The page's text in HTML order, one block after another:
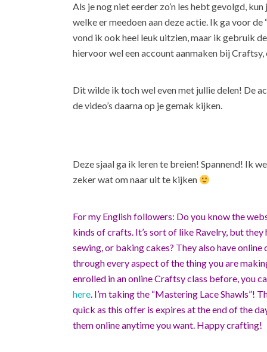
Als je nog niet eerder zo’n les hebt gevolgd,
welke er meedoen aan deze actie. Ik ga voor de
vond ik ook heel leuk uitzien, maar ik gebruik
hiervoor wel een account aanmaken bij
Dit wilde ik toch wel even met jullie delen! De
de video’s daarna op je gemak kijken.
Deze sjaal ga ik leren te breien! Spannend! Ik
zeker wat om naar uit te kijken
For my English followers: Do you know the
kinds of crafts. It’s sort of like Ravelry, but
sewing, or baking cakes? They also have
through every aspect of the thing you are
enrolled in an online Craftsy class before, you
here. I’m taking the “Mastering Lace Shawls”!
quick as this offer is expires at the end of the
them online anytime you want. Happy crafting!